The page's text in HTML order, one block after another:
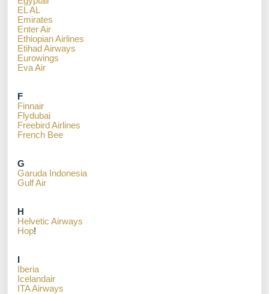
EL AL
Emirates
Enter Air
Ethiopian Airlines
Etihad Airways
Eurowings
Eva Air
F
Finnair
Flydubai
Freebird Airlines
French Bee
G
Garuda Indonesia
Gulf Air
H
Helvetic Airways
Hop!
I
Iberia
Icelandair
ITA Airways